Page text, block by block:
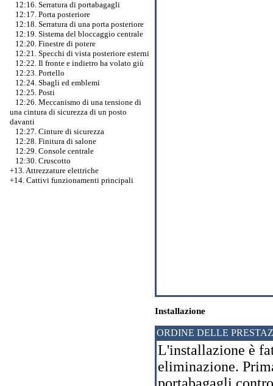
12:16. Serratura di portabagagli
12:17. Porta posteriore
12:18. Serratura di una porta posteriore
12:19. Sistema del bloccaggio centrale
12:20. Finestre di potere
12:21. Specchi di vista posteriore esterni
12:22. Il fronte e indietro ha volato giù
12:23. Portello
12:24. Sbagli ed emblemi
12:25. Posti
12:26. Meccanismo di una tensione di
una cintura di sicurezza di un posto
davanti
12:27. Cinture di sicurezza
12:28. Finitura di salone
12:29. Console centrale
12:30. Cruscotto
+13. Attrezzature elettriche
+14. Cattivi funzionamenti principali
Installazione
ORDINE DELLE
L'installazione è
eliminazione.